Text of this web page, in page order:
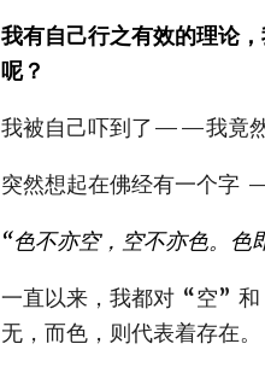
我有自己行之有效的理论
呢？
我被自己吓到了——我竟然
突然想起在佛经有一个
“色不亦空，空不亦色。
一直以来，我都对 “空”
无，而色，则代表着存在。